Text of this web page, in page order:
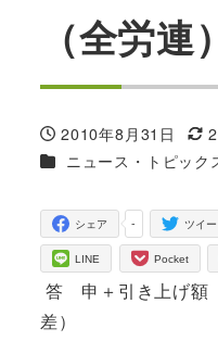
（全労連）
投稿日
2010年8月31日
更
カテゴリー
ニュース・トピック
-
シェア ツイー
LINE Pocket
答 申＋引き上げ額
差）